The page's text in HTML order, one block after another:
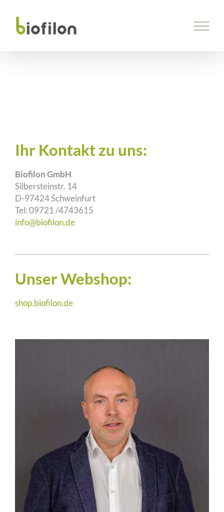
content
Ihr Kontakt zu uns:
Biofilon GmbH
Silbersteinstr. 14
D-97424 Schweinfurt
Tel: 09721 /4743615
info@biofilon.de
Unser Webshop:
shop.biofilon.de